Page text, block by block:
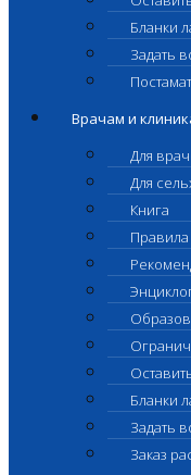
Бланки
Задать
Постамат
Врачам и
Для
Для
Книга
Бланки
Задать
Заказ